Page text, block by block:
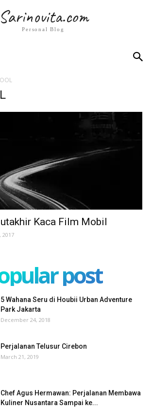
Sarinovita.com
Personal Blog
Kaca Film Mobil
2017
post
5 Wahana Seru di Houbii Urban Adventure
Park Jakarta
December 24, 2018
Perjalanan Telusur Cirebon
March 21, 2019
Chef Agus Hermawan: Perjalanan Membawa
Kuliner Nusantara Sampai ke...